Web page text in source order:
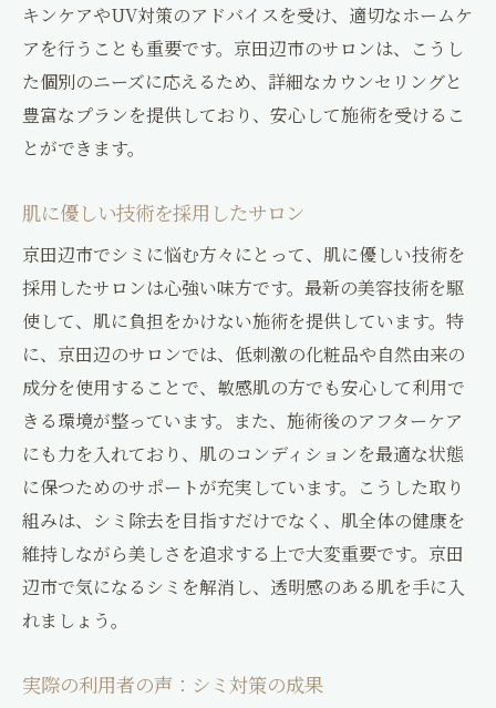
キンケアやUV対策のアドバイスを受け、適切なホームケ
アを行うことも重要です。京田辺市のサロンは、こうし
た個別のニーズに応えるため、詳細なカウンセリングと
豊富なプランを提供しており、安心して施術を受けるこ
とができます。
肌に優しい技術を採用したサロン
京田辺市でシミに悩む方々にとって、肌に優しい技術を
採用したサロンは心強い味方です。最新の美容技術を駆
使して、肌に負担をかけない施術を提供しています。特
に、京田辺のサロンでは、低刺激の化粧品や自然由来の
成分を使用することで、敏感肌の方でも安心して利用で
きる環境が整っています。また、施術後のアフターケア
にも力を入れており、肌のコンディションを最適な状態
に保つためのサポートが充実しています。こうした取り
組みは、シミ除去を目指すだけでなく、肌全体の健康を
維持しながら美しさを追求する上で大変重要です。京田
辺市で気になるシミを解消し、透明感のある肌を手に入
れましょう。
実際の利用者の声：シミ対策の成果